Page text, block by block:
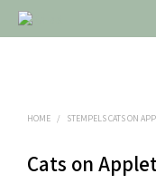
HOME / STEMPELS CATS ON
Cats on